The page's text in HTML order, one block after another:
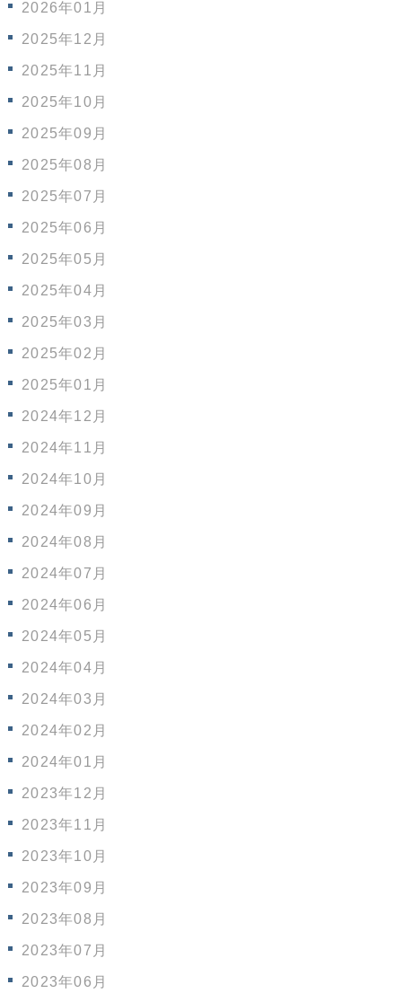
2026年01月
2025年12月
2025年11月
2025年10月
2025年09月
2025年08月
2025年07月
2025年06月
2025年05月
2025年04月
2025年03月
2025年02月
2025年01月
2024年12月
2024年11月
2024年10月
2024年09月
2024年08月
2024年07月
2024年06月
2024年05月
2024年04月
2024年03月
2024年02月
2024年01月
2023年12月
2023年11月
2023年10月
2023年09月
2023年08月
2023年07月
2023年06月